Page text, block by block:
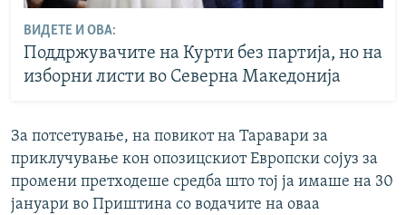
ВИДЕТЕ И ОВА:
Поддржувачите на Курти без партија, но на
изборни листи во Северна Македонија
За потсетување, на повикот на Таравари за
приклучување кон опозицскиот Европски сојуз за
промени претходеше средба што тој ја имаше на 30
јануари во Приштина со водачите на оваа